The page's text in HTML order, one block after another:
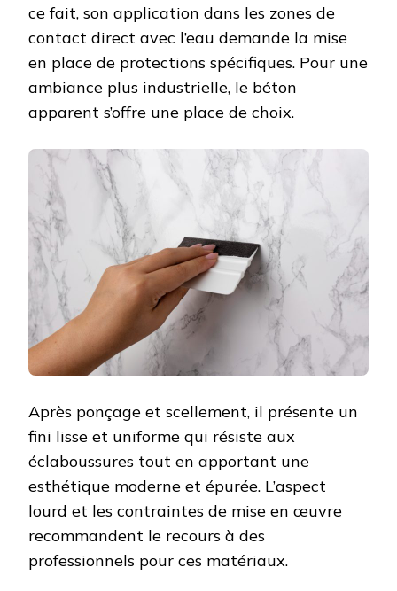
ce fait, son application dans les zones de
contact direct avec l’eau demande la mise
en place de protections spécifiques. Pour une
ambiance plus industrielle, le béton
apparent s’offre une place de choix.
Après ponçage et scellement, il présente un
fini lisse et uniforme qui résiste aux
éclaboussures tout en apportant une
esthétique moderne et épurée. L’aspect
lourd et les contraintes de mise en œuvre
recommandent le recours à des
professionnels pour ces matériaux.